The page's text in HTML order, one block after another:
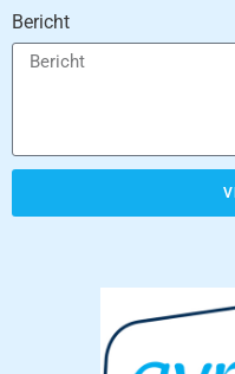
Bericht